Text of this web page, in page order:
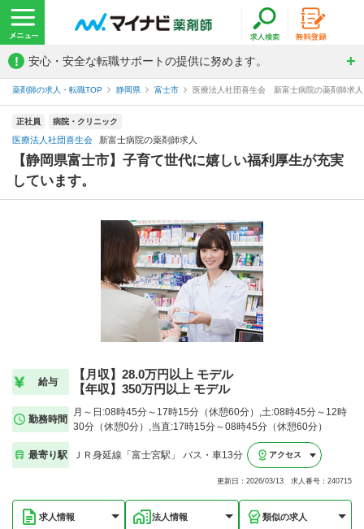
! 安心・安全な転職サポートの提供に努めます。
薬剤師の求人・転職TOP 静岡県 富士市 医療法人社団喜生会 新富士病院の薬剤師求人
正社員 病院・クリニック
医療法人社団喜生会 新富士病院の薬剤師求人
【静岡県富士市】子育て世代に嬉しい福利厚生が充実
しています。
給与
【月収】28.0万円以上 モデル
【年収】350万円以上 モデル
勤務時間
月～日:08時45分～17時15分（休憩60分）,土:08時45分～12時
30分（休憩0分）,当直:17時15分～08時45分（休憩60分）
最寄り駅 ＪＲ身延線「富士宮駅」 バス・車13分 アクセス
更新日：2026/03/13 求人番号：240715
求人情報 法人情報 類似の求人